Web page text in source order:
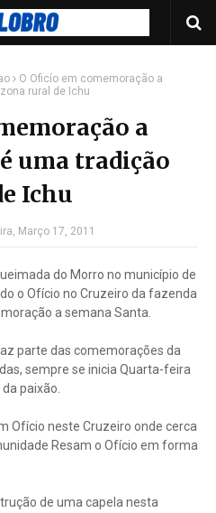
O Oficío em comemoração a
rural de Ichu
a
uma tradição
Ichu
Março 17, 2011
do Morro no município de
o Ofício no Cruzeiro da fazenda
a semana Santa.
parte das comemorações da
sempre se inicia Quarta-feira
paixão.
Ofício neste Cruzeiro onde cerca
Resam o Ofício em forma
de uma capela nesta